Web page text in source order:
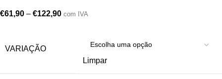
€61,90 – €122,90 com IVA
VARIAÇÃO
Limpar